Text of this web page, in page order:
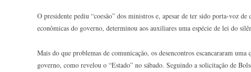
O presidente pediu “coesão” dos ministros e, apesar de ter sido porta-voz de
econômicas do governo, determinou aos auxiliares uma espécie de lei do
Mais do que problemas de comunicação, os desencontros escancararam
governo, como revelou o “Estado” no sábado. Seguindo a solicitação de